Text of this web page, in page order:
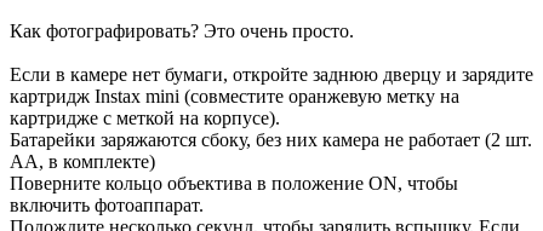
Как фотографировать? Это очень просто.
Если в камере нет бумаги, откройте заднюю дверцу и зарядите
картридж Instax mini (совместите оранжевую метку на
картридже с меткой на корпусе).
Батарейки заряжаются сбоку, без них камера не работает (2 шт.
АА, в комплекте)
Поверните кольцо объектива в положение ON, чтобы
включить фотоаппарат.